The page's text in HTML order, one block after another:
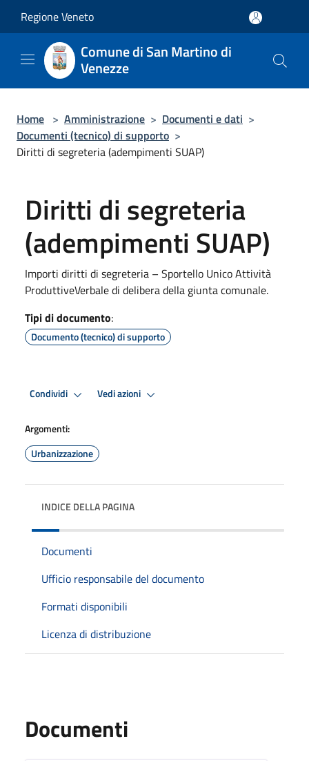
Regione Veneto
Comune di San Martino di
Venezze
Home > Amministrazione > Documenti e dati >
Documenti (tecnico) di supporto >
Diritti di segreteria (adempimenti SUAP)
Diritti di segreteria
(adempimenti SUAP)
Importi diritti di segreteria – Sportello Unico Attività
ProduttiveVerbale di delibera della giunta comunale.
Tipi di documento:
Documento (tecnico) di supporto
Condividi Vedi azioni
Argomenti:
Urbanizzazione
INDICE DELLA PAGINA
Documenti
Ufficio responsabile del documento
Formati disponibili
Licenza di distribuzione
Documenti